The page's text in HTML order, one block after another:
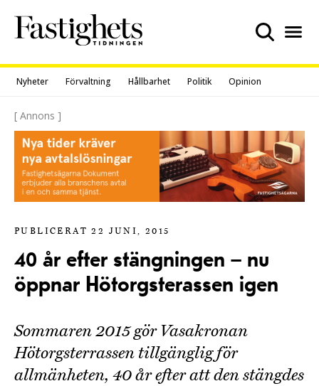
content
Nyheter Förvaltning Hållbarhet Politik Opinion
[ Annons ]
PUBLICERAT 22 JUNI, 2015
40 år efter stängningen – nu
öppnar Hötorgsterassen igen
Sommaren 2015 gör Vasakronan
Hötorgsterrassen tillgänglig för
allmänheten, 40 år efter att den stängdes